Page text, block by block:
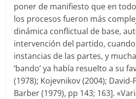
poner de manifiesto que en
los procesos fueron más
dinámica conflictual de base,
intervención del partido,
instancias de las partes, y
‘bando’ ya había resuelto a su
(1978); Kojevnikov (2004); David-
Barber (1979), pp 143; 163].